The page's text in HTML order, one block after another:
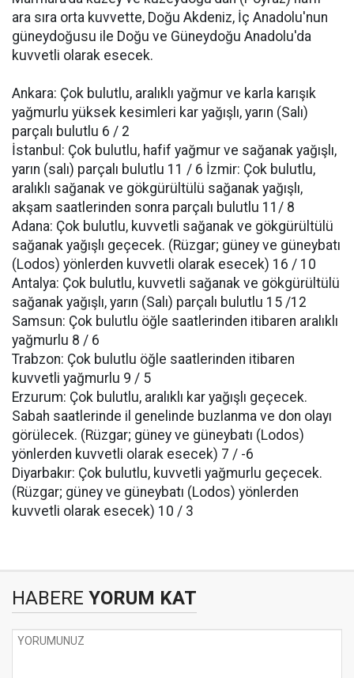
ara sıra orta kuvvette, Doğu Akdeniz, İç Anadolu'nun
güneydoğusu ile Doğu ve Güneydoğu Anadolu'da
kuvvetli olarak esecek.
Ankara: Çok bulutlu, aralıklı yağmur ve karla karışık
yağmurlu yüksek kesimleri kar yağışlı, yarın (Salı)
parçalı bulutlu 6 / 2
İstanbul: Çok bulutlu, hafif yağmur ve sağanak yağışlı,
yarın (salı) parçalı bulutlu 11 / 6 İzmir: Çok bulutlu,
aralıklı sağanak ve gökgürültülü sağanak yağışlı,
akşam saatlerinden sonra parçalı bulutlu 11/ 8
Adana: Çok bulutlu, kuvvetli sağanak ve gökgürültülü
sağanak yağışlı geçecek. (Rüzgar; güney ve güneybatı
(Lodos) yönlerden kuvvetli olarak esecek) 16 / 10
Antalya: Çok bulutlu, kuvvetli sağanak ve gökgürültülü
sağanak yağışlı, yarın (Salı) parçalı bulutlu 15 /12
Samsun: Çok bulutlu öğle saatlerinden itibaren aralıklı
yağmurlu 8 / 6
Trabzon: Çok bulutlu öğle saatlerinden itibaren
kuvvetli yağmurlu 9 / 5
Erzurum: Çok bulutlu, aralıklı kar yağışlı geçecek.
Sabah saatlerinde il genelinde buzlanma ve don olayı
görülecek. (Rüzgar; güney ve güneybatı (Lodos)
yönlerden kuvvetli olarak esecek) 7 / -6
Diyarbakır: Çok bulutlu, kuvvetli yağmurlu geçecek.
(Rüzgar; güney ve güneybatı (Lodos) yönlerden
kuvvetli olarak esecek) 10 / 3
HABERE YORUM KAT